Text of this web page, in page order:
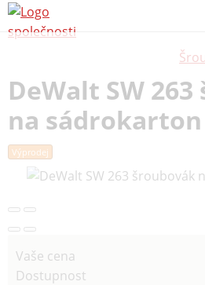
DeWalt SW
na sádrokarton
Výprodej
Vaše cena
Dostupnost